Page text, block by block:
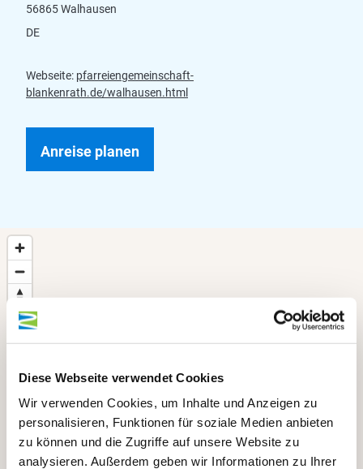
Diese Webseite verwendet Cookies
Wir verwenden Cookies, um Inhalte und Anzeigen zu
personalisieren, Funktionen für soziale Medien anbieten
zu können und die Zugriffe auf unsere Website zu
analysieren. Außerdem geben wir Informationen zu Ihrer
56865 Walhausen
DE
Webseite: pfarreiengemeinschaft-
blankenrath.de/walhausen.html
Anreise planen